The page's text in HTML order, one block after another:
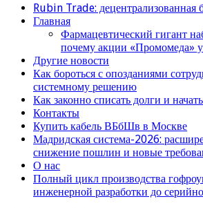
Rubin Trade: децентрализованная
Главная
Фармацевтический гигант
почему акции «Промомеда»
Другие новости
Как бороться с опозданиями
системному решению
Как законно списать долги и
Контакты
Купить кабель ВБбШв в Москве
Мадридская система-2026:
снижение пошлин и новые
О нас
Полный цикл производства
инженерной разработки до